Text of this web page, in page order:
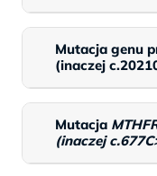
Mutacja genu
(inaczej
Mutacja
(inaczej